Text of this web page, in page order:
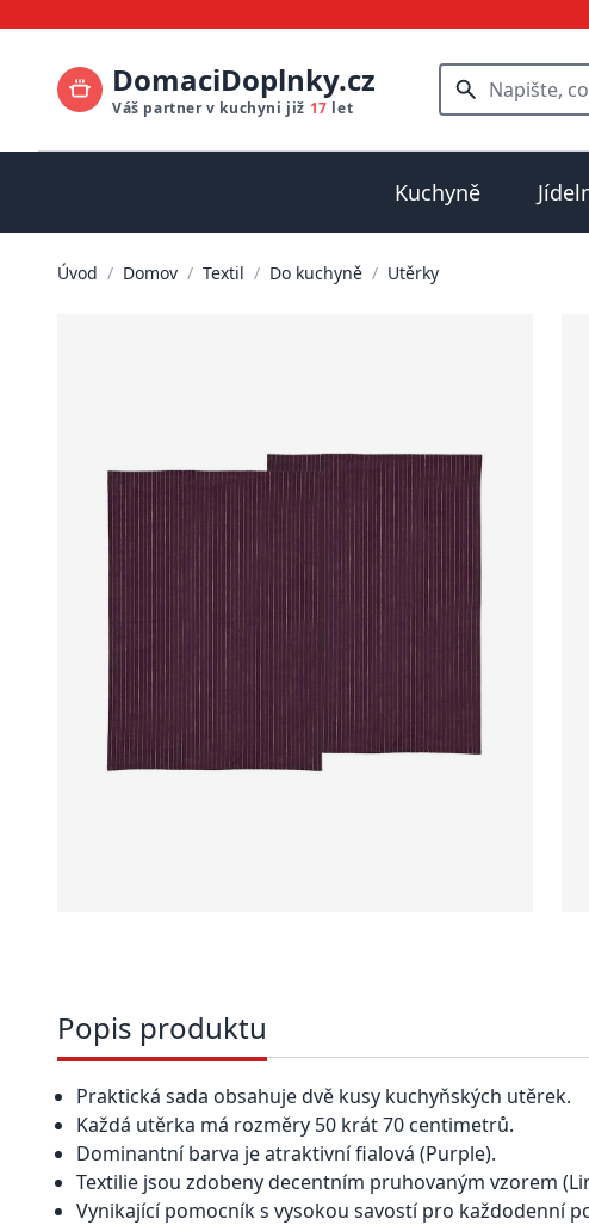
DomaciDoplnky.cz
Váš partner v kuchyni již 17 let
Kuchyně
Úvod / Domov / Textil / Do kuchyně / Utěrky
Popis produktu
Praktická sada obsahuje dvě kusy kuchyňských utěrek.
Každá utěrka má rozměry 50 krát 70 centimetrů.
Dominantní barva je atraktivní fialová (Purple).
Textilie jsou zdobeny decentním pruhovaným vzorem
Vynikající pomocník s vysokou savostí pro každodenní